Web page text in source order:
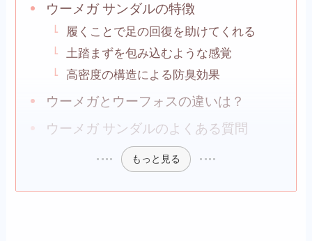
ウーメガ サンダルの特徴
履くことで足の回復を助けてくれる
土踏まずを包み込むような感覚
高密度の構造による防臭効果
ウーメガとウーフォスの違いは？
ウーメガ サンダルのよくある質問
もっと見る